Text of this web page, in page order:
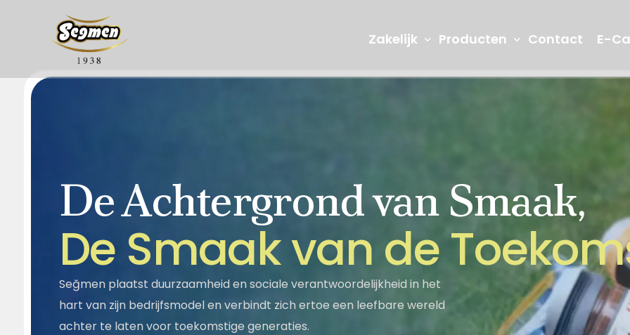
Zakelijk
Over Ons R&D en Innovatie Onze
Maatschappelijke
Verantwoordelijkheid
Kwaliteit Seğmen TV
Producten
Segella Honing Jams
Sesampasta - Stroop Halva Turks Fruit Picknick
Contact E-
De Achtergrond van Smaak,
De Smaakvan deToekom
Seğmen plaatst duurzaamheid en sociale verantwoordelijkheid in het
hart van zijn bedrijfsmodel en verbindt zich ertoe een leefbare wereld
achter te laten voor toekomstige generaties.